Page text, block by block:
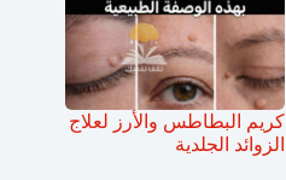
كريم البطاطس والأرز لعلاج
الزوائد الجلدية